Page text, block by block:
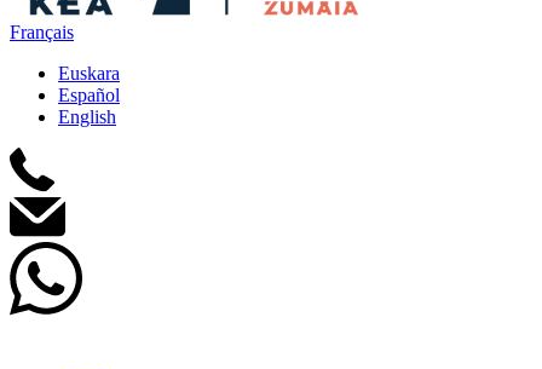
Français
Euskara
Español
English